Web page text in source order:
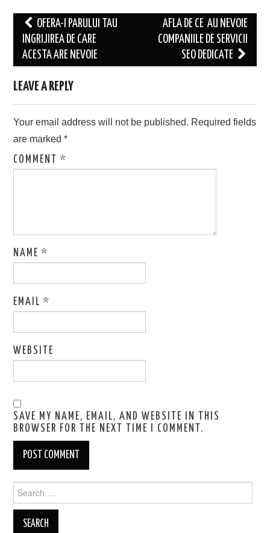
Post
navigation
OFERA-I PARULUI TAU
INGRIJIREA DE CARE
ACESTA ARE NEVOIE
AFLA DE CE AU NEVOIE
COMPANIILE DE SERVICII
SEO DEDICATE
LEAVE A REPLY
Your email address will not be published. Required fields
are marked*
COMMENT*
NAME*
EMAIL*
WEBSITE
SAVE MY NAME, EMAIL, AND WEBSITE IN THIS
BROWSER FOR THE NEXT TIME I COMMENT.
for: